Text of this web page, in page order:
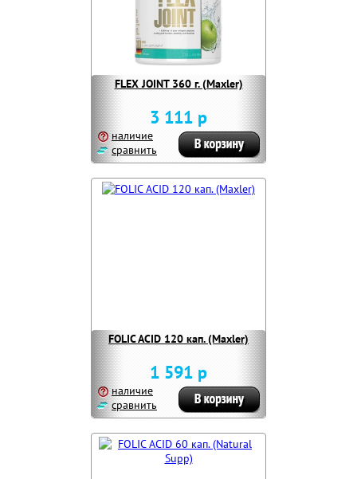
FLEX JOINT 360 г. (Maxler)
3 111 р
наличие
сравнить
FOLIC ACID 120 кап. (Maxler)
1 591 р
наличие
сравнить